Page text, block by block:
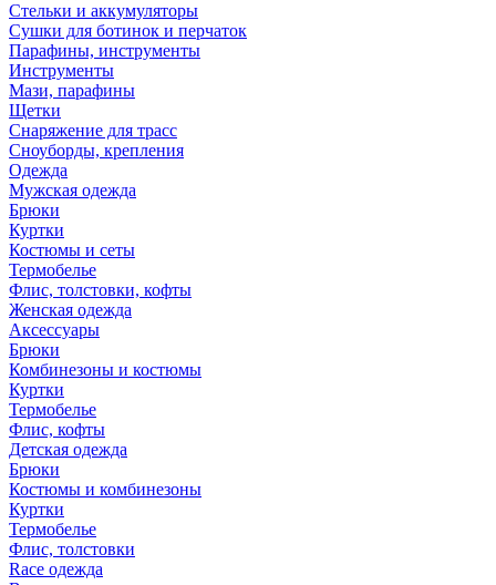
Стельки и аккумуляторы
Сушки для ботинок и перчаток
Парафины, инструменты
Инструменты
Мази, парафины
Щетки
Снаряжение для трасс
Сноуборды, крепления
Одежда
Мужская одежда
Брюки
Куртки
Костюмы и сеты
Термобелье
Флис, толстовки, кофты
Женская одежда
Аксессуары
Брюки
Комбинезоны и костюмы
Куртки
Термобелье
Флис, кофты
Детская одежда
Брюки
Костюмы и комбинезоны
Куртки
Термобелье
Флис, толстовки
Race одежда